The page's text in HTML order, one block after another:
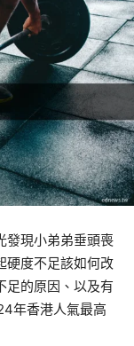
發現小弟弟垂頭喪
硬度不足該如何改
足的原因、以及有
年香港人氣最高